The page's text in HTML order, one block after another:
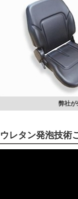
弊社が
ウレタン発泡技術